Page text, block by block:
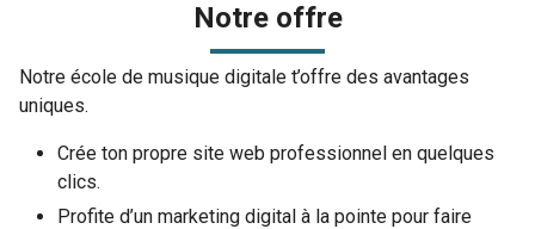
Notre offre
Notre école de musique digitale t’offre des avantages
uniques.
Crée ton propre site web professionnel en quelques
clics.
Profite d’un marketing digital à la pointe pour faire